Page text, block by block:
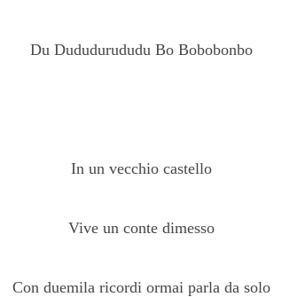
Du Dududurududu Bo Bobobonbo
In un vecchio castello
Vive un conte dimesso
Con duemila ricordi ormai parla da solo